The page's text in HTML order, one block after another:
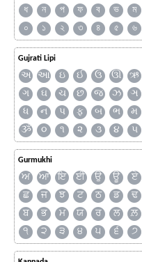
ধ
ন প ফ ব ভ ম
০
১ ২ ৩ ৪ ৫ ৬
Gujrati Lipi
અ આ ઇ ઈ ઉ ઊ ઋ
ગ
ઘ ચ છ જ ઝ ઞ
ધ
ન પ ફ બ ભ મ
ૐ
૦ ૧ ૨ ૩ ૪ ૫
Gurmukhi
ਅ ਆ ਇ ਈ ਉ ਊ ਏ
ਛ
ਜ ਝ ਟ ਠ ਡ ਢ
ਬ
ਭ ਮ ਯ ਰ ਲ ਲ਼
੧
੨ ੩ ੪ ੫ ੬ ੭